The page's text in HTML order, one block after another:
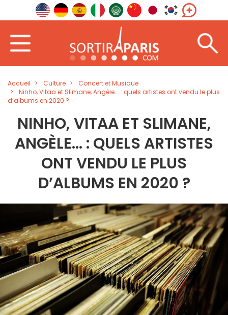
Accueil Culture
Concert et Musique
Ninho, Vitaa et Slimane, Angèle... : quels artistes ont vendu le plus
d’albums en 2020 ?
NINHO, VITAA ET SLIMANE,
ANGÈLE... : QUELS ARTISTES
ONT VENDU LE PLUS
D’ALBUMS EN 2020 ?